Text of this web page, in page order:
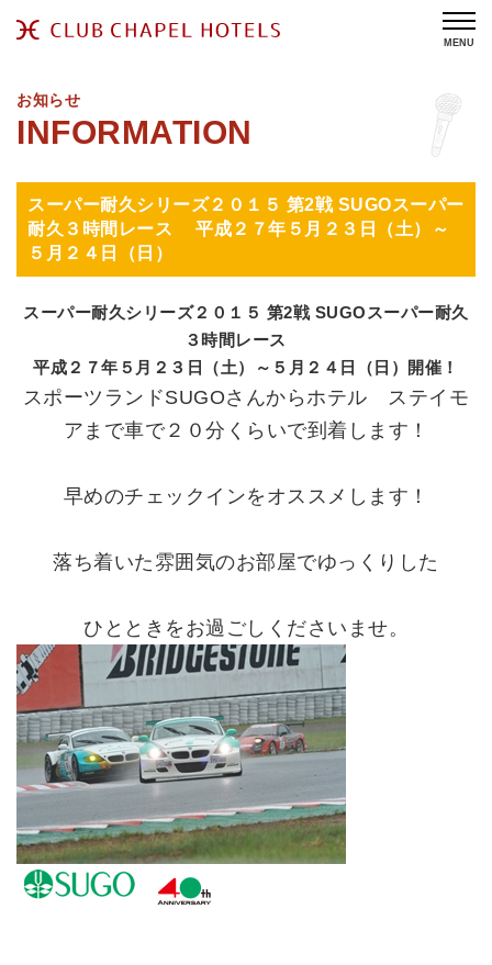
MENU
お知らせ
スーパー耐久シリーズ２０１５ 第2戦 SUGOスーパー
耐久３時間レース 平成２７年５月２３日（土）～
５月２４日（日）
スーパー耐久シリーズ２０１５ 第2戦 SUGOスーパー耐久
３時間レース
平成２７年５月２３日（土）～５月２４日（日）開催！
スポーツランドSUGOさんからホテル ステイモ
アまで車で２０分くらいで到着します！
早めのチェックインをオススメします！
落ち着いた雰囲気のお部屋でゆっくりした
ひとときをお過ごしくださいませ。